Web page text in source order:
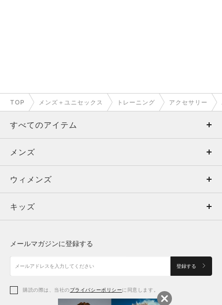
TOP メンズ＋ユニセックス トレーニング アクセサリー
すべてのアイテム
メンズ
ウィメンズ
キッズ
アクセサリー
メンズ
トップス
ボトムス
アクセサリー
ウィメンズ
トップス
シューズ
アクセサリー
キッズ
シューズ
メールマガジンに登録する
登録する
購読の際は、当社のプライバシーポリシーに同意します。